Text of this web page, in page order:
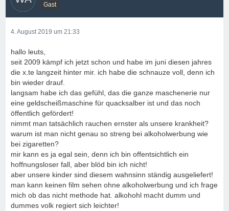
Gast
4. August 2019 um 21:33
hallo leuts,
seit 2009 kämpf ich jetzt schon und habe im juni diesen jahres
die x.te langzeit hinter mir. ich habe die schnauze voll, denn ich
bin wieder drauf.
langsam habe ich das gefühl, das die ganze maschenerie nur
eine geldscheißmaschine für quacksalber ist und das noch
öffentlich gefördert!
nimmt man tatsächlich rauchen ernster als unsere krankheit?
warum ist man nicht genau so streng bei alkoholwerbung wie
bei zigaretten?
mir kann es ja egal sein, denn ich bin offentsichtlich ein
hoffnungsloser fall, aber blöd bin ich nicht!
aber unsere kinder sind diesem wahnsinn ständig ausgeliefert!
man kann keinen film sehen ohne alkoholwerbung und ich frage
mich ob das nicht methode hat. alkohohl macht dumm und
dummes volk regiert sich leichter!